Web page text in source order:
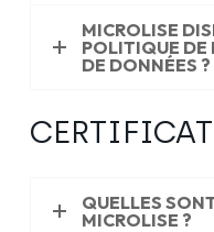
MICROLISE
POLITIQUE DE
DE DONNÉES ?
QUELLES
MICROLISE ?